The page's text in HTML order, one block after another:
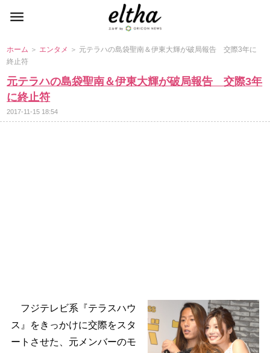
ホーム ＞ エンタメ ＞ 元テラハの島袋聖南＆伊東大輝が破局報告 交際3年に
終止符
元テラハの島袋聖南＆伊東大輝が破局報告 交際3年
に終止符
2017-11-15 18:54
フジテレビ系『テラスハウ
ス』をきっかけに交際をスタ
ートさせた、元メンバーのモ